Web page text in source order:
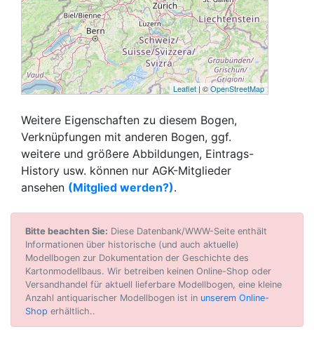
Leaflet | ©OpenStreetMap
Weitere Eigenschaften zu diesem Bogen,
Verknüpfungen mit anderen Bogen, ggf.
weitere und größere Abbildungen, Eintrags-
History usw. können nur AGK-Mitglieder
ansehen (Mitglied werden?).
Bitte beachten Sie: Diese Datenbank/WWW-Seite enthält
Informationen über historische (und auch aktuelle)
Modellbogen zur Dokumentation der Geschichte des
Kartonmodellbaus. Wir betreiben keinen Online-Shop oder
Versandhandel für aktuell lieferbare Modellbogen, eine kleine
Anzahl antiquarischer Modellbogen ist in unserem Online-
Shop erhältlich..